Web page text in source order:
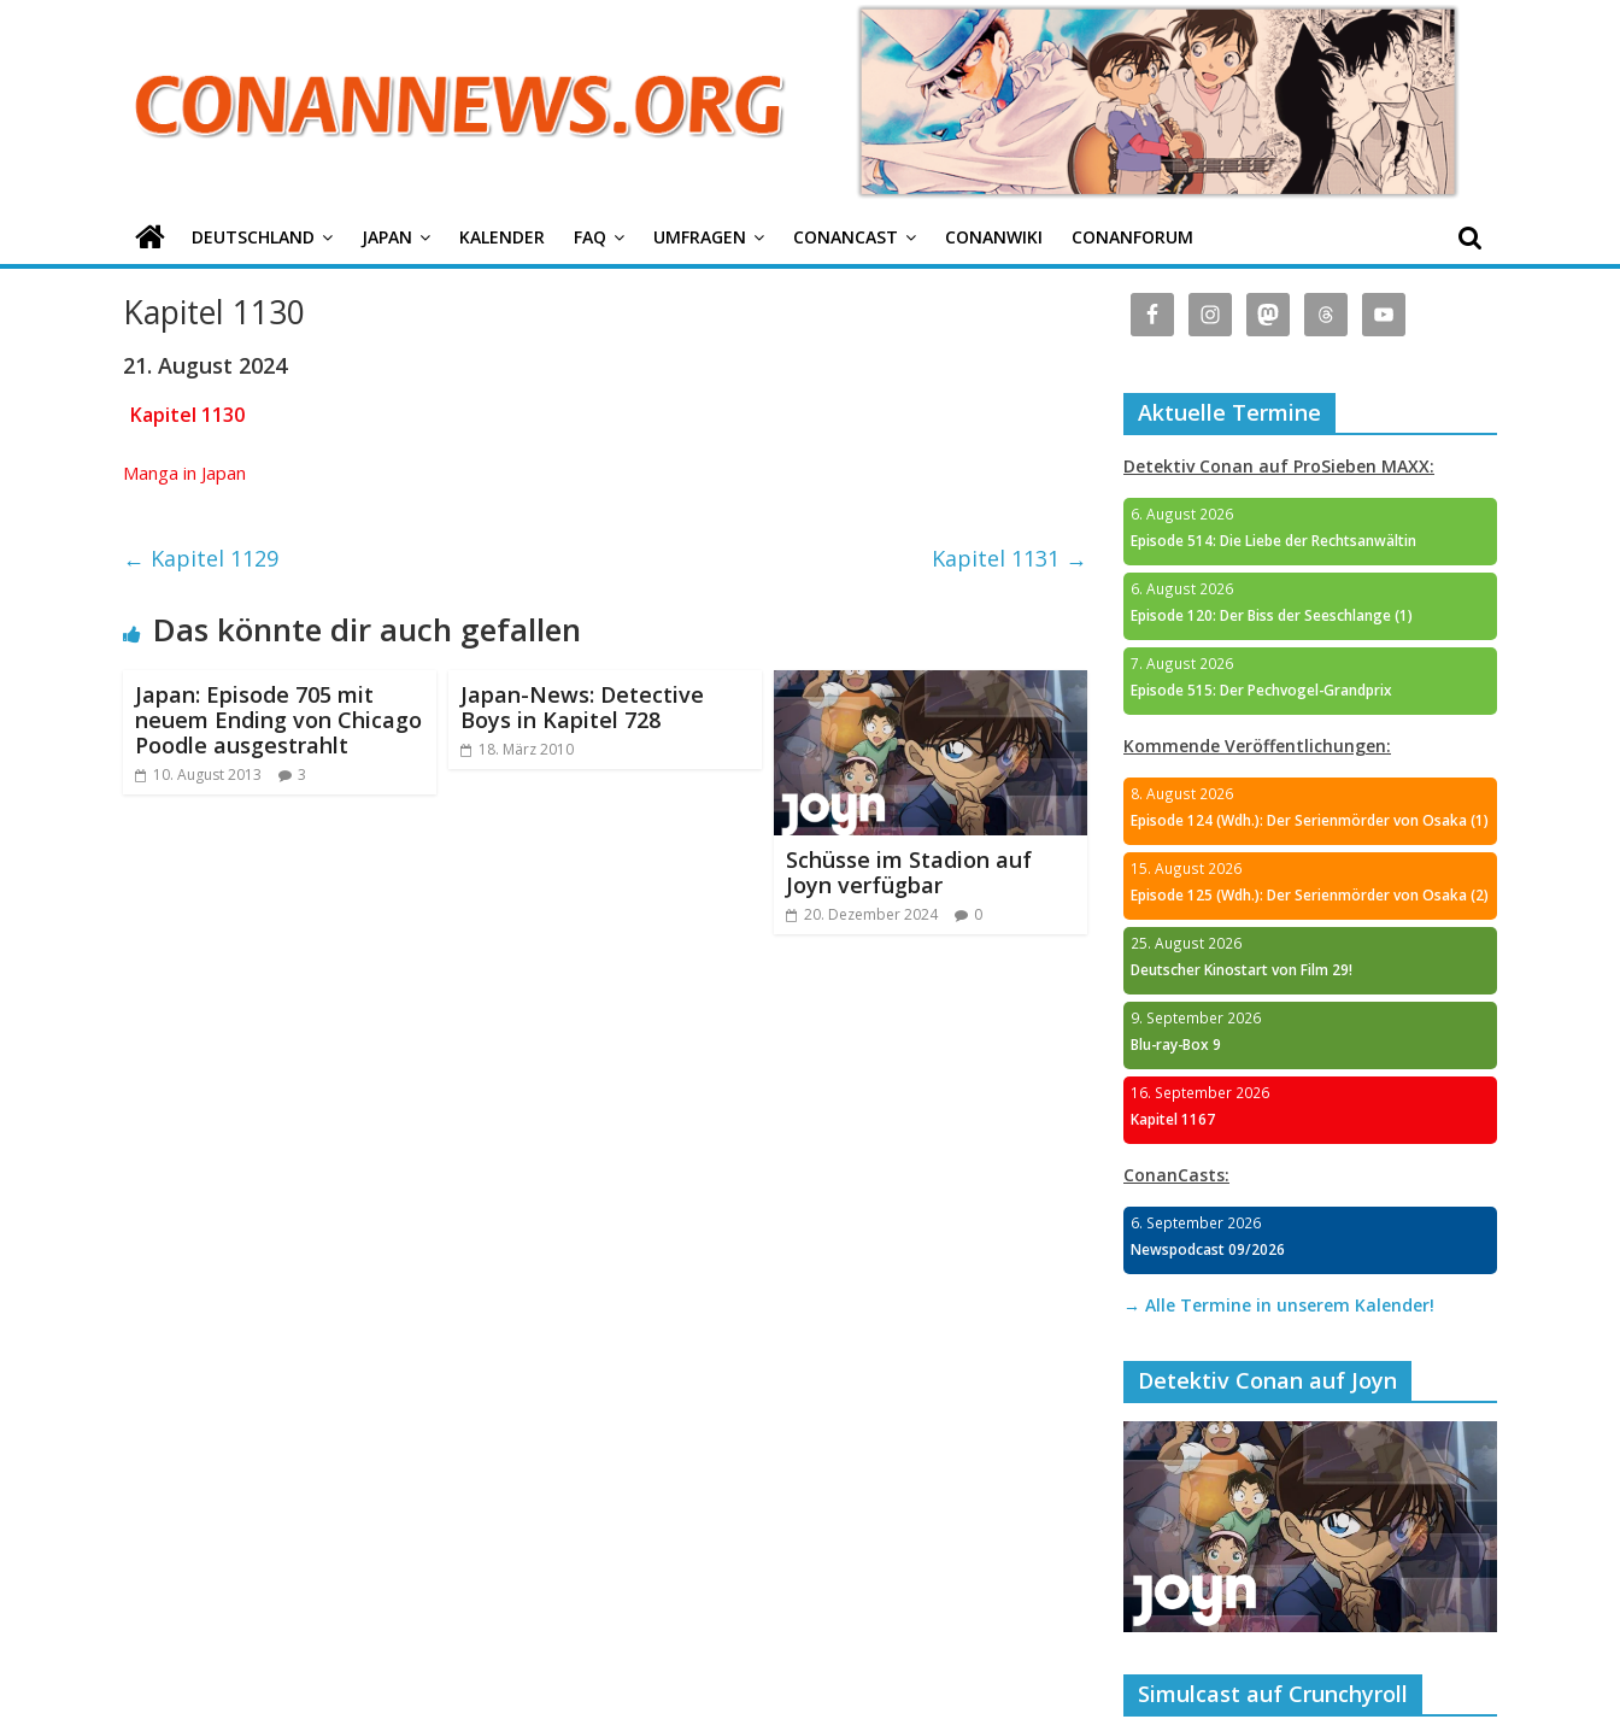
Detektiv
Conan
News
DEUTSCHLAND JAPAN KALENDER FAQ UMFRAGEN CONANCAST CONANWIKI CONANFORUM
Kapitel 1130
21. August 2024
Kapitel 1130
Manga in Japan
← Kapitel 1129 Kapitel 1131 →
Das könnte dir auch gefallen
Japan: Episode 705 mit
neuem Ending von Chicago
Poodle ausgestrahlt
10. August 2013 3
Japan-News: Detective
Boys in Kapitel 728
18. März 2010
Schüsse im Stadion auf
Joyn verfügbar
20. Dezember 2024 0
Aktuelle Termine
Detektiv Conan auf ProSieben MAXX:
6. August 2026
Episode 514: Die Liebe der Rechtsanwältin
6. August 2026
Episode 120: Der Biss der Seeschlange (1)
7. August 2026
Episode 515: Der Pechvogel-Grandprix
Kommende Veröffentlichungen:
8. August 2026
Episode 124 (Wdh.): Der Serienmörder von Osaka (1)
15. August 2026
Episode 125 (Wdh.): Der Serienmörder von Osaka (2)
25. August 2026
Deutscher Kinostart von Film 29!
9. September 2026
Blu-ray-Box 9
16. September 2026
Kapitel 1167
ConanCasts:
6. September 2026
Newspodcast 09/2026
→ Alle Termine in unserem Kalender!
Detektiv Conan auf Joyn
Simulcast auf Crunchyroll